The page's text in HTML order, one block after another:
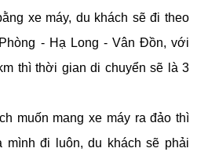
xe máy, du khách sẽ đi theo
- Hạ Long - Vân Đồn, với
thì thời gian di chuyển sẽ là 3
muốn mang xe máy ra đảo thì
đi luôn, du khách sẽ phải